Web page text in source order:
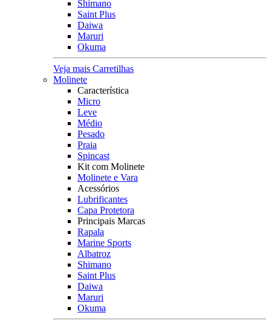
Shimano
Saint Plus
Daiwa
Maruri
Okuma
Veja mais Carretilhas
Molinete
Característica
Micro
Leve
Médio
Pesado
Praia
Spincast
Kit com Molinete
Molinete e Vara
Acessórios
Lubrificantes
Capa Protetora
Principais Marcas
Rapala
Marine Sports
Albatroz
Shimano
Saint Plus
Daiwa
Maruri
Okuma